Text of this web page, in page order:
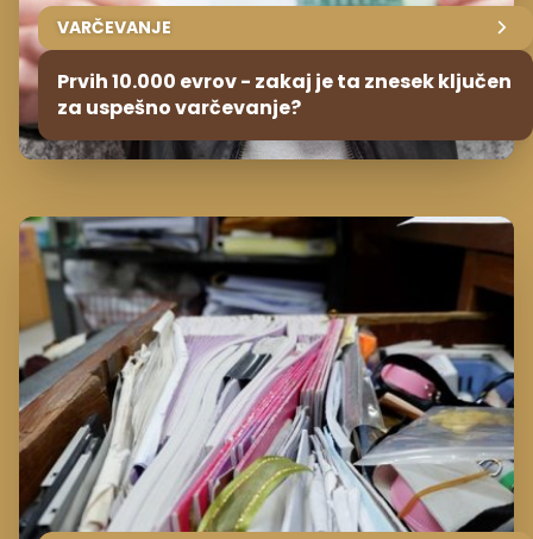
VARČEVANJE
Prvih 10.000 evrov - zakaj je ta znesek ključen
za uspešno varčevanje?